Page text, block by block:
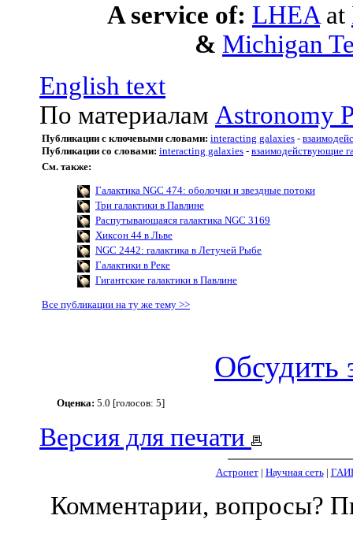
A service of: LHEA at
& Michigan
English text
По материалам Astronomy
Публикации с ключевыми словами: interacting galaxies -
Публикации со словами: interacting galaxies - взаимодействующие
См. также:
Галактика NGC 474: оболочки и звездные потоки
Три галактики в Павлине
Распутывающаяся галактика NGC 3169
Хиксон 44 в Льве
NGC 2442: галактика в Летучей Рыбе
Галактики в Реке
Гигантские галактики в Павлине
Все публикации на ту же тему >>
Обсудить
Оценка: 5.0 [голосов: 5]
Версия для печати
Астронет| Научная сеть|
Комментарии, вопросы?